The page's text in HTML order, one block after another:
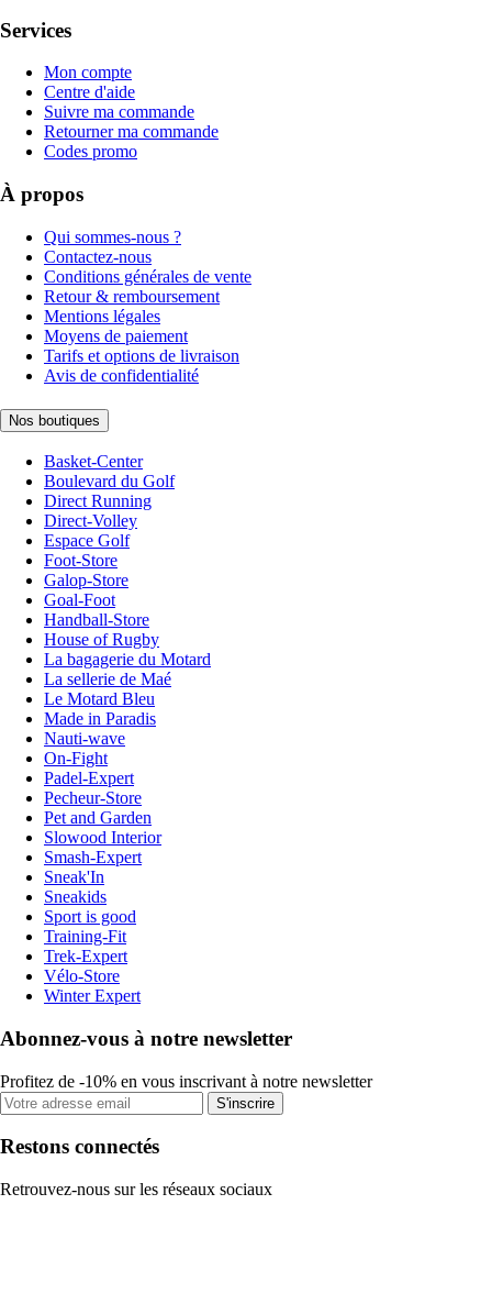
Services
Mon compte
Centre d'aide
Suivre ma commande
Retourner ma commande
Codes promo
À propos
Qui sommes-nous ?
Contactez-nous
Conditions générales de vente
Retour & remboursement
Mentions légales
Moyens de paiement
Tarifs et options de livraison
Avis de confidentialité
Nos boutiques
Basket-Center
Boulevard du Golf
Direct Running
Direct-Volley
Espace Golf
Foot-Store
Galop-Store
Goal-Foot
Handball-Store
House of Rugby
La bagagerie du Motard
La sellerie de Maé
Le Motard Bleu
Made in Paradis
Nauti-wave
On-Fight
Padel-Expert
Pecheur-Store
Pet and Garden
Slowood Interior
Smash-Expert
Sneak'In
Sneakids
Sport is good
Training-Fit
Trek-Expert
Vélo-Store
Winter Expert
Abonnez-vous à notre newsletter
Profitez de -10% en vous inscrivant à notre newsletter
S'inscrire
Restons connectés
Retrouvez-nous sur les réseaux sociaux